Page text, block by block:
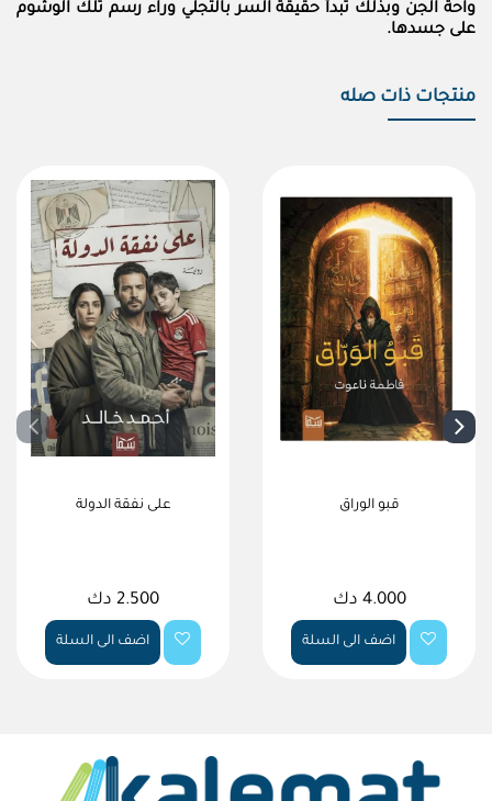
واحة الجن وبذلك تبدأ حقيقة السر بالتجلي وراء رسم تلك الوشوم
على جسدها.
منتجات ذات صله
على نفقة الدولة
2.500 دك
اضف الى السلة
قبو الوراق
4.000 دك
اضف الى السلة